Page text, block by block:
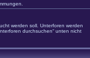
werden soll. Unterforen werden
durchsuchen“ unten nicht